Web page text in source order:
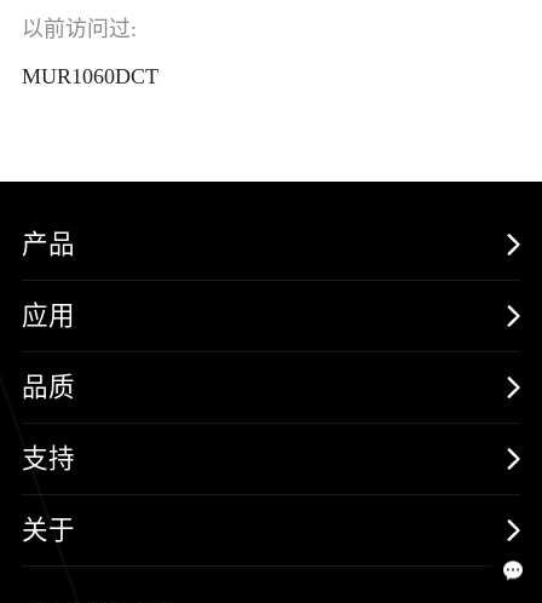
以前访问过:
MUR1060DCT
产品
MOSFETs
保护器件
三极管
SiC
应用
消费电子
汽车电子
新能源
品质
可靠性实验室
质量与环境
支持
样品与支持
关于